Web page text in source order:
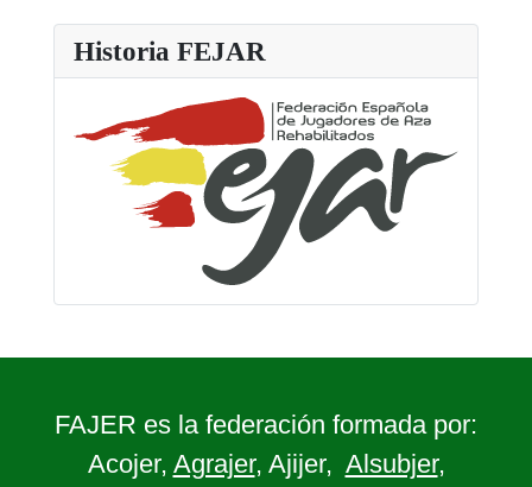
Historia FEJAR
FAJER es la federación formada por:
Acojer, Agrajer, Ajijer, Alsubjer,